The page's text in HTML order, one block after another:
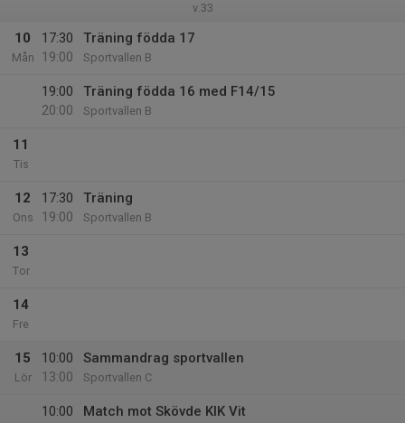
v.33
10
Mån
17:30
19:00
Träning födda 17
Sportvallen B
19:00
20:00
Träning födda 16 med F14/15
Sportvallen B
11
Tis
12
Ons
17:30
19:00
Träning
Sportvallen B
13
Tor
14
Fre
15
Lör
10:00
13:00
Sammandrag sportvallen
Sportvallen C
10:00
Match mot Skövde KIK Vit